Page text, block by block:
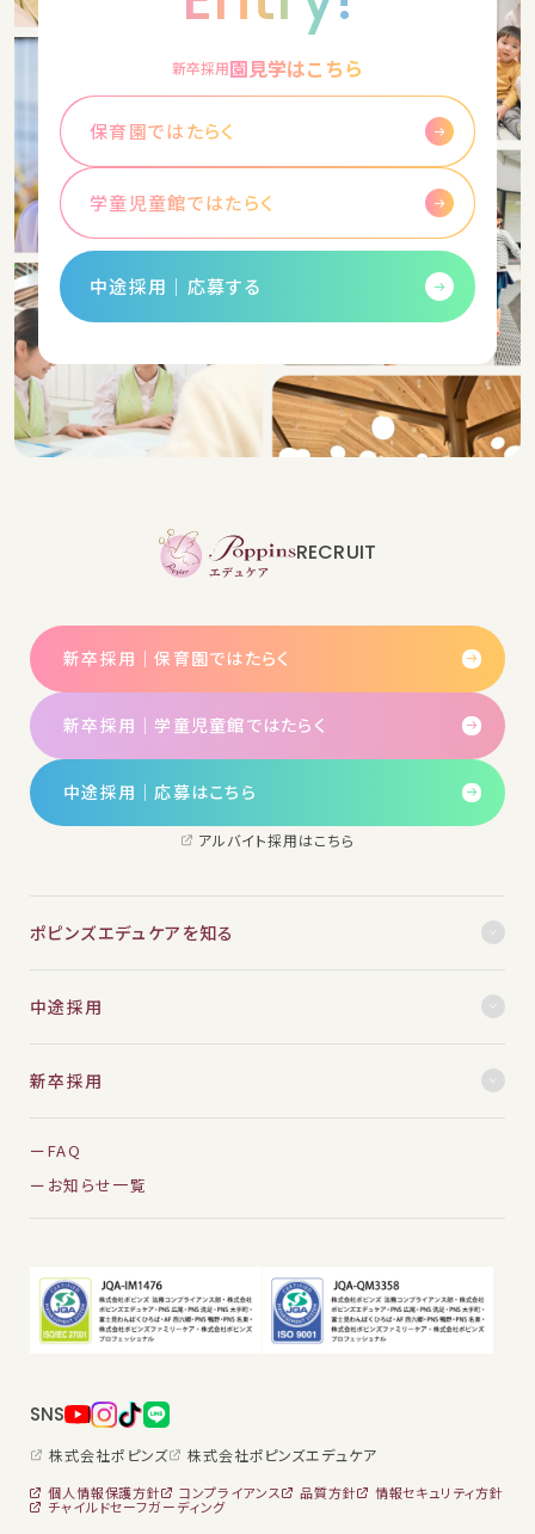
新卒採用園見学はこちら
保育園ではたらく
学童児童館ではたらく
中途採用│応募する
RECRUIT
新卒採用｜保育園ではたらく
新卒採用｜学童児童館ではたらく
中途採用│応募はこちら
アルバイト採用はこちら
ポピンズエデュケアを知る
中途採用
新卒採用
FAQ
お知らせ一覧
SNS
株式会社ポピンズ 株式会社ポピンズエデュケア
個人情報保護方針 コンプライアンス 品質方針 情報セキュリティ方針
チャイルドセーフガーディング